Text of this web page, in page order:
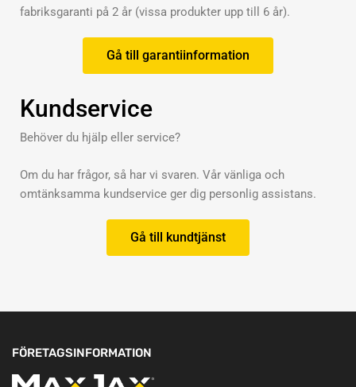
fabriksgaranti på 2 år (vissa produkter upp till 6 år).
Gå till garantiinformation
Kundservice
Behöver du hjälp eller service?
Om du har frågor, så har vi svaren. Vår vänliga och
omtänksamma kundservice ger dig personlig assistans.
Gå till kundtjänst
FÖRETAGSINFORMATION